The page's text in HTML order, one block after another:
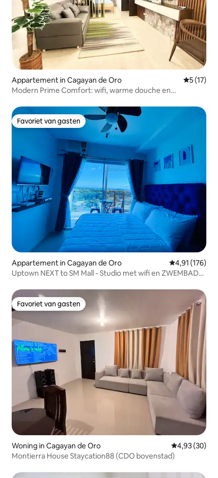
Appartement in Cagayan de Oro
5 (17)
Modern Prime Comfort: wifi, warme douche en
Favoriet van gasten
Favoriet van gasten
Appartement in Cagayan de Oro Gemiddelde
4,91 (176)
Uptown NEXT to SM Mall - Studio met wifi en ZWEMBAD
Favoriet van gasten
Favoriet van gasten
Woning in Cagayan de Oro Gemiddelde
4,93 (30)
Montierra House Staycation88 (CDO bovenstad)